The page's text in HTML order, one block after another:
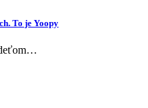
To je Yoopy